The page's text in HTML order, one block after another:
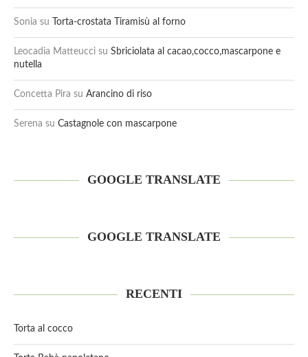
Sonia su Torta-crostata Tiramisù al forno
Leocadia Matteucci su Sbriciolata al cacao,cocco,mascarpone e
nutella
Concetta Pira su Arancino di riso
Serena su Castagnole con mascarpone
GOOGLE TRANSLATE
GOOGLE TRANSLATE
RECENTI
Torta al cocco